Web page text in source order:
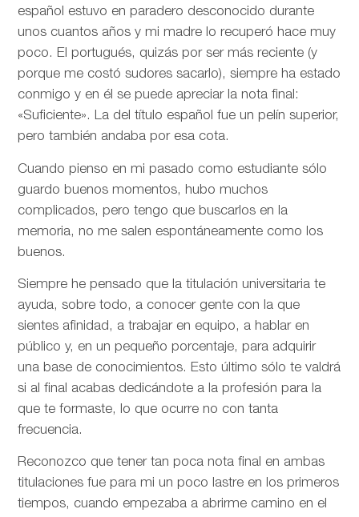
español estuvo en paradero desconocido durante
unos cuantos años y mi madre lo recuperó hace muy
poco. El portugués, quizás por ser más reciente (y
porque me costó sudores sacarlo), siempre ha estado
conmigo y en él se puede apreciar la nota final:
«Suficiente». La del título español fue un pelín superior,
pero también andaba por esa cota.
Cuando pienso en mi pasado como estudiante sólo
guardo buenos momentos, hubo muchos
complicados, pero tengo que buscarlos en la
memoria, no me salen espontáneamente como los
buenos.
Siempre he pensado que la titulación universitaria te
ayuda, sobre todo, a conocer gente con la que
sientes afinidad, a trabajar en equipo, a hablar en
público y, en un pequeño porcentaje, para adquirir
una base de conocimientos. Esto último sólo te valdrá
si al final acabas dedicándote a la profesión para la
que te formaste, lo que ocurre no con tanta
frecuencia.
Reconozco que tener tan poca nota final en ambas
titulaciones fue para mi un poco lastre en los primeros
tiempos, cuando empezaba a abrirme camino en el